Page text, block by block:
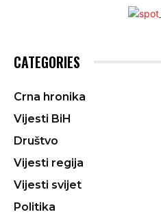
CATEGORIES
Crna hronika
Vijesti BiH
Društvo
Vijesti regija
Vijesti svijet
Politika